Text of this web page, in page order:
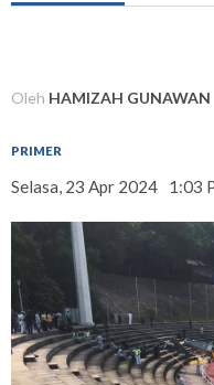
Oleh HAMIZAH GUNAWAN
PRIMER
Selasa, 23 Apr 2024 1:03